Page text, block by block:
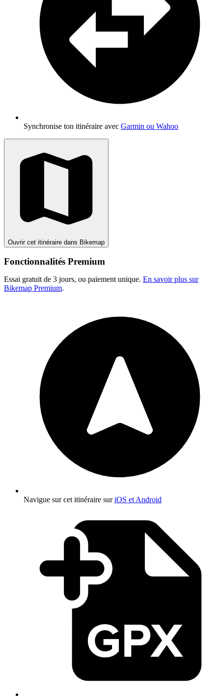
Synchronise ton itinéraire avec Garmin ou Wahoo
Ouvrir cet itinéraire dans Bikemap
Fonctionnalités Premium
Essai gratuit de 3 jours, ou paiement unique. En savoir plus sur
Bikemap Premium.
Navigue sur cet itinéraire suriOS et Android